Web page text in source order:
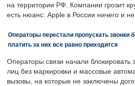
на территории РФ. Компании грозит
есть нюанс: Apple в России ничего и
Операторы перестали пропускать звонки
платить за них все равно приходится
Операторы связи начали блокировать
лиц без маркировки и массовые
вызовы, на которые не заключены